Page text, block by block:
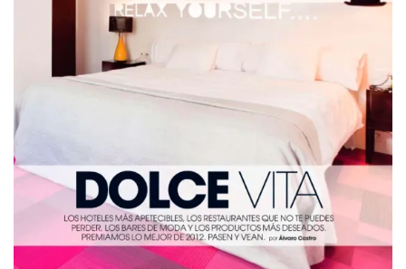
alvaro@alvarocastro.com